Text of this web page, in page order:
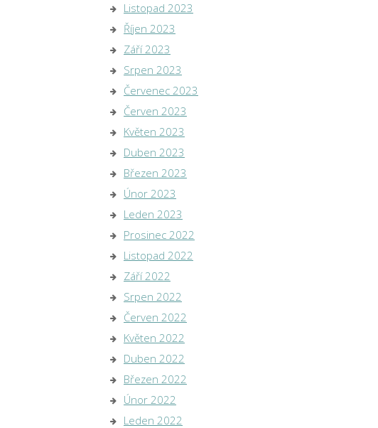
Listopad 2023
Říjen 2023
Září 2023
Srpen 2023
Červenec 2023
Červen 2023
Květen 2023
Duben 2023
Březen 2023
Únor 2023
Leden 2023
Prosinec 2022
Listopad 2022
Září 2022
Srpen 2022
Červen 2022
Květen 2022
Duben 2022
Březen 2022
Únor 2022
Leden 2022